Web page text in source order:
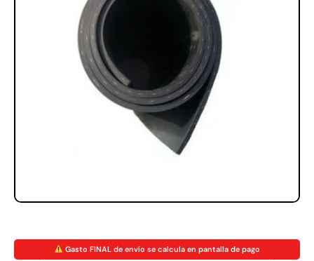
Gasto FINAL de envío se calcula en pantalla de pago
Rampa Móvil Hidráulica
carga 10ton
Juego Modular 35
QplayGround
$5.926.486